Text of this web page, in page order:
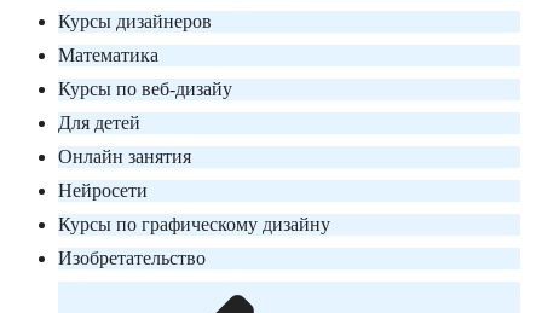
Курсы дизайнеров
Математика
Курсы по веб-дизайу
Для детей
Онлайн занятия
Нейросети
Курсы по графическому дизайну
Изобретательство